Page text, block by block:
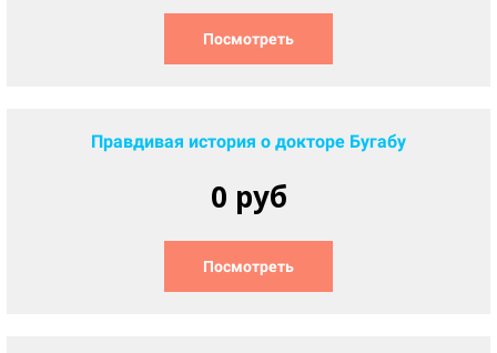
Посмотреть
Правдивая история о докторе Бугабу
0 руб
Посмотреть